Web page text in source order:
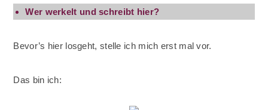
Wer werkelt und schreibt hier?
Bevor’s hier losgeht, stelle ich mich erst mal vor.
Das bin ich: